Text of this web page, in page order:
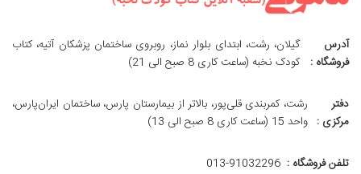
آدرس
فروشگاه :
گیلان، رشت، ابتدای بلوار نماز، روبروی ساختمان پزشکان آتیه، کتاب
کودک نخبه (ساعت کاری 8 صبح الی 21)
دفتر
مرکزی :
رشت، کمربندی قلی‌پور، بالاتر از بیمارستان پارس، ساختمان ایران‌پارس،
واحد 15 (ساعت کاری 8 صبح الی 13)
تلفن فروشگاه : 013-91032296